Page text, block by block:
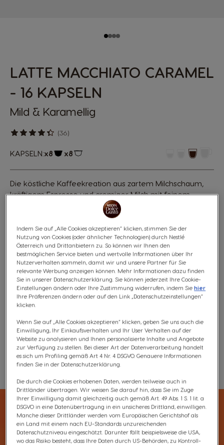
LATTE MACCHIATO CARAMEL
- 16 KAPSELN
Mild & Karamellig
(36)
KAPSELN:x8 x8
Die köstliche Kaffeekreation aus zartem Milchschaum,
kräftigem Espresso und cremiger Milch mit feinem
Karamellaroma versüßt dir deinen Tag. Die Zubereitung
dauert nur eine Minute. So bleibt mehr Zeit für den
Genuss unserer leckeren, karamelligen Kaffeespezialität
in Coffeeshop-Qualität.
Was ist der Nutri-Score?
Inhaltsstoffe
€ 7,85
Rabatt wird in Warenkorb angewendet 200 Punkte
Kostenloser Versand ab 30 €
Indem Sie auf „Alle Cookies akzeptieren“ klicken, stimmen Sie der
Nutzung von Cookies (oder ähnlicher Technologien) durch Nestlé
Österreich und Drittanbietern zu. So können wir Ihnen den
bestmöglichen Service bieten und wertvolle Informationen über Ihr
Nutzerverhalten sammeln, damit wir und unsere Partner für Sie
relevante Werbung anzeigen können. Mehr Informationen dazu finden
Sie in unserer Datenschutzerklärung. Sie können jederzeit Ihre Cookie-
Einstellungen ändern oder Ihre Zustimmung widerrufen, indem Siehier
Ihre Präferenzen ändern oder auf den Link „Datenschutzeinstellungen“
klicken.
Wenn Sie auf „Alle Cookies akzeptieren“ klicken, geben Sie uns auch die
Einwilligung, Ihr Einkaufsverhalten und Ihr User Verhalten auf der
Website zu analysieren und Ihnen personalisierte Inhalte und Angebote
zur Verfügung zu stellen. Bei dieser Art der Datenverarbeitung handelt
es sich um Profiling gemäß Art 4 Nr. 4 DSGVO. Genauere Informationen
finden Sie in der Datenschutzerklärung.
Die durch die Cookies erhobenen Daten, werden teilweise auch in
Drittländer übertragen. Wir weisen Sie darauf hin, dass Sie im Zuge
Ihrer Einwilligung damit gleichzeitig auch gemäß Art. 49 Abs. 1 S. 1 lit. a
DSGVO in eine Datenübertragung in ein unsicheres Drittland, einwilligen.
Manche dieser Drittländer werden vom Europäischen Gerichtshof als
ein Land mit einem nach EU-Standards unzureichenden
Datenschutzniveau eingeschätzt. Darunter fällt beispielsweise die USA,
wo das Risiko besteht, dass Ihre Daten durch US-Behörden, zu Kontroll-